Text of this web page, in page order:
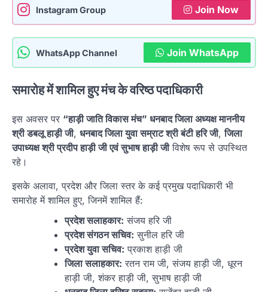
Instagram Group Join Now
WhatsApp Channel Join WhatsApp
समारोह में शामिल हुए मंच के वरिष्ठ पदाधिकारी
इस अवसर पर “हाड़ी जाति विकास मंच” धनबाद जिला अध्यक्ष माननीय
श्री डबलू हाड़ी जी, धनबाद जिला युवा सम्राट श्री बंटी हरि जी,जिला
उपाध्यक्ष श्री प्रदीप हाड़ी जी एवं सुभाष हाड़ी जीविशेष रूप से उपस्थित
रहे।
इसके अलावा, प्रदेश और जिला स्तर के कई प्रमुख पदाधिकारी भी
समारोह में शामिल हुए, जिनमें शामिल हैं:
प्रदेश सलाहकार: संजय हरि जी
प्रदेश संगठन सचिव: सुनील हरि जी
प्रदेश युवा सचिव: प्रकाश हाड़ी जी
जिला सलाहकार: रतन राम जी, संजय हाड़ी जी, धूरन
हाड़ी जी, शंकर हाड़ी जी, सुभाष हाड़ी जी